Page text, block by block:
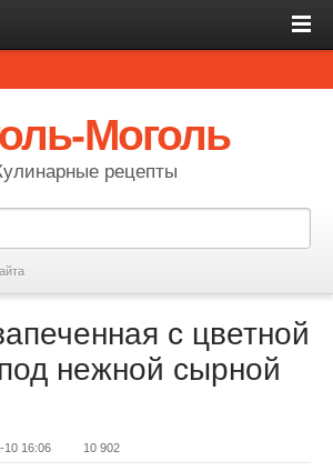
Моголь
рецепты
с цветной
нежной сырной
10 16:06 10 902